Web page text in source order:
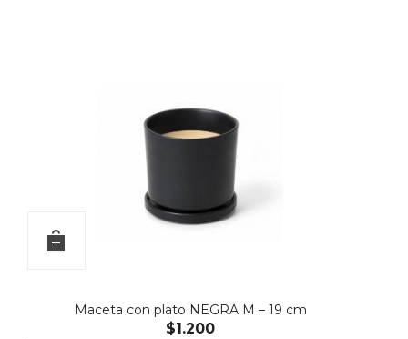
Maceta con plato NEGRA M – 19 cm
$1.200